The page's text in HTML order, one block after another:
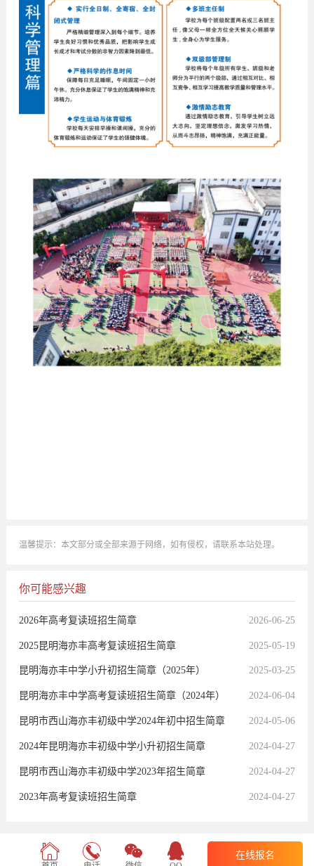
温馨提示：本文部分或全部来源于网络，如有侵权，请联系本站处理。
你可能感兴趣
2026年高考复读班招生简章 2026-06-25
2025昆明海亦丰高考复读班招生简章 2025-05-19
昆明海亦丰中学小升初招生简章（2025年） 2025-03-25
昆明海亦丰中学高考复读班招生简章（2024年） 2024-06-04
昆明市西山海亦丰初级中学2024年初中招生简章 2024-05-06
2024年昆明海亦丰初级中学小升初招生简章 2024-04-27
昆明市西山海亦丰初级中学2023年招生简章 2024-04-27
2023年高考复读班招生简章 2024-04-27
在线报名